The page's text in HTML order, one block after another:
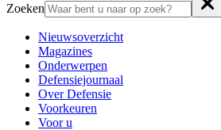
Zoeken
Nieuwsoverzicht
Magazines
Onderwerpen
Defensiejournaal
Over Defensie
Voorkeuren
Voor u